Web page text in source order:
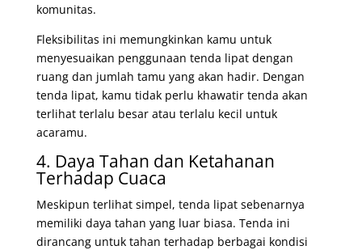
komunitas.
Fleksibilitas ini memungkinkan kamu untuk
menyesuaikan penggunaan tenda lipat dengan
ruang dan jumlah tamu yang akan hadir. Dengan
tenda lipat, kamu tidak perlu khawatir tenda akan
terlihat terlalu besar atau terlalu kecil untuk
acaramu.
4. Daya Tahan dan Ketahanan
Terhadap Cuaca
Meskipun terlihat simpel, tenda lipat sebenarnya
memiliki daya tahan yang luar biasa. Tenda ini
dirancang untuk tahan terhadap berbagai kondisi